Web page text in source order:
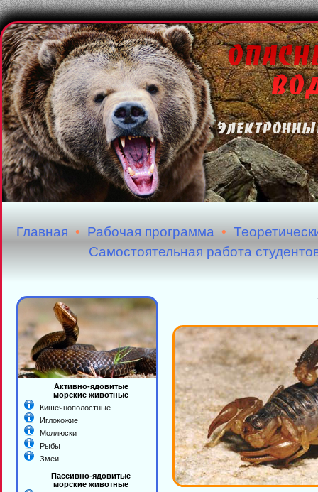
Главная • Рабочая программа •
Самостоятельная работа
Активно-ядовитые
морские животные
Кишечнополостные
Иглокожие
Моллюски
Рыбы
Змеи
Пассивно-ядовитые
морские животные